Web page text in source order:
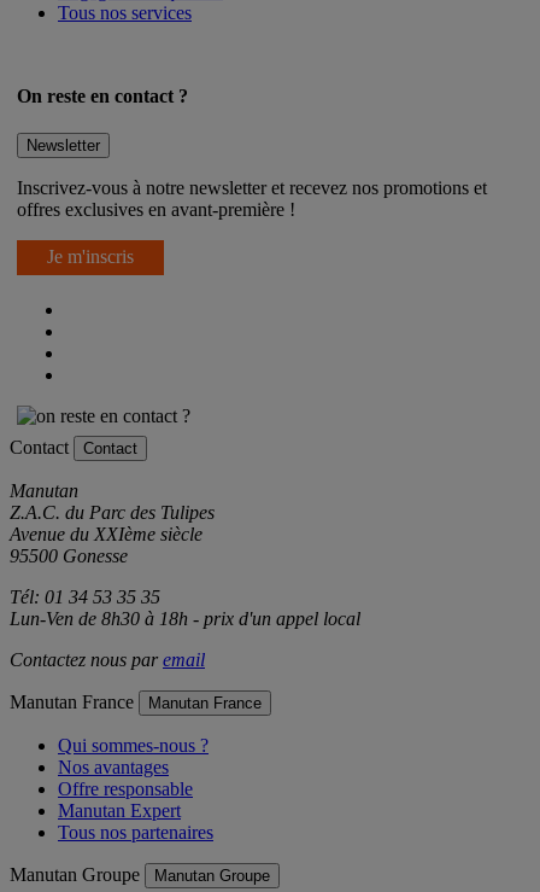
Tous nos services
On reste en contact ?
Newsletter
Inscrivez-vous à notre newsletter et recevez nos promotions et
offres exclusives en avant-première !
Je m'inscris
Contact Contact
Manutan
Z.A.C. du Parc des Tulipes
Avenue du XXIème siècle
95500 Gonesse
Tél: 01 34 53 35 35
Lun-Ven de 8h30 à 18h - prix d'un appel local
Contactez nous paremail
Manutan France Manutan France
Qui sommes-nous ?
Nos avantages
Offre responsable
Manutan Expert
Tous nos partenaires
Manutan Groupe Manutan Groupe